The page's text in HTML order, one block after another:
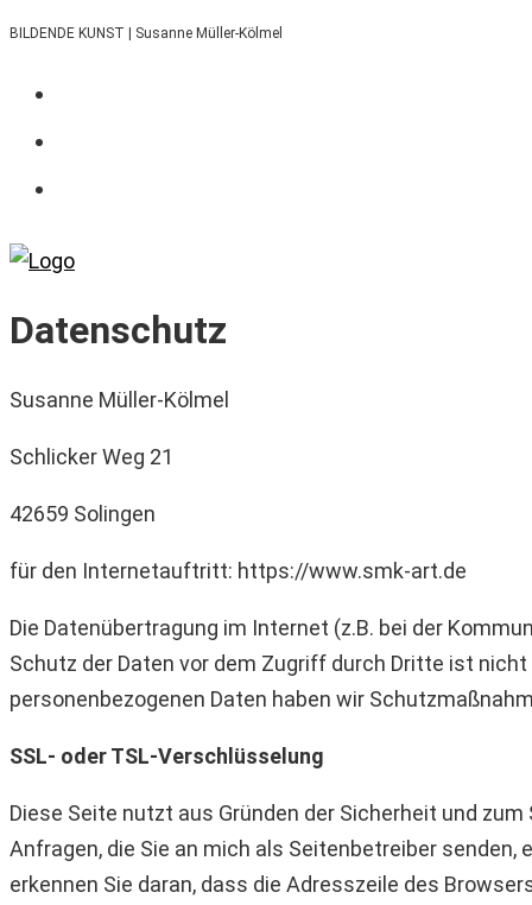
Zum
springen
BILDENDE KUNST | Susanne Müller-Kölmel
Datenschutz
Susanne Müller-Kölmel
Schlicker Weg 21
42659 Solingen
für den Internetauftritt: https://www.smk-art.de
Die Datenübertragung im Internet (z.B. bei der
Schutz der Daten vor dem Zugriff durch Dritte ist
personenbezogenen Daten haben wir
SSL- oder TSL-Verschlüsselung
Diese Seite nutzt aus Gründen der Sicherheit und
Anfragen, die Sie an mich als Seitenbetreiber senden,
erkennen Sie daran, dass die Adresszeile des